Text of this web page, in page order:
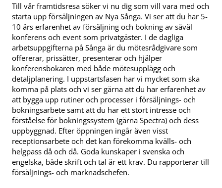
Till vår framtidsresa söker vi nu dig som vill vara med och
starta upp försäljningen av Nya Sånga. Vi ser att du har 5-
10 års erfarenhet av försäljning och bokning av såväl
konferens och event som privatgäster. I de dagliga
arbetsuppgifterna på Sånga är du mötesrådgivare som
offererar, prissätter, presenterar och hjälper
konferensbokaren med både mötesupplägg och
detaljplanering. I uppstartsfasen har vi mycket som ska
komma på plats och vi ser gärna att du har erfarenhet av
att bygga upp rutiner och processer i försäljnings- och
bokningsarbete samt att du har ett stort intresse och
förståelse för bokningssystem (gärna Spectra) och dess
uppbyggnad. Efter öppningen ingår även visst
receptionsarbete och det kan förekomma kvälls- och
helgpass då och då. Goda kunskaper i svenska och
engelska, både skrift och tal är ett krav. Du rapporterar till
försäljnings- och marknadschefen.